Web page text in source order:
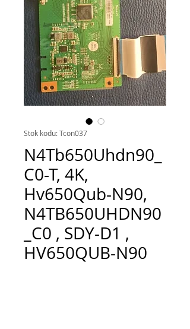
Stok kodu: Tcon037
N4Tb650Uhdn90_
C0-T, 4K,
Hv650Qub-N90,
N4TB650UHDN90
_C0 , SDY-D1 ,
HV650QUB-N90